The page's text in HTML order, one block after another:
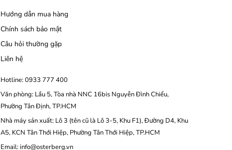
Hướng dẫn mua hàng
Chính sách bảo mật
Câu hỏi thường gặp
Liên hệ
Hotline: 0933 777 400
Văn phòng: Lầu 5, Tòa nhà NNC 16bis Nguyễn Đình Chiểu,
Phường Tân Định, TP.HCM
Nhà máy sản xuất: Lô 3 (tên cũ là Lô 3-5, Khu F1), Đường D4, Khu
A5, KCN Tân Thới Hiệp, Phường Tân Thới Hiệp, TP.HCM
Email: info@osterberg.vn